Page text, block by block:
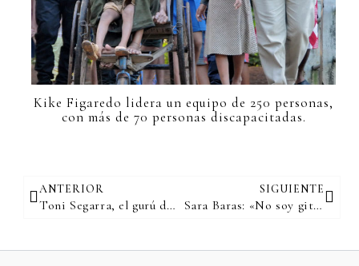
Kike Figaredo lidera un equipo de 250 personas,
con más de 70 personas discapacitadas.
Ant
ANTERIOR
Toni Segarra, el gurú de la publicidad en España redecora su vida a los 56 años
SIGUIENTE
Sara Baras: «No soy gitana, pero llevo el flamenco dentro»